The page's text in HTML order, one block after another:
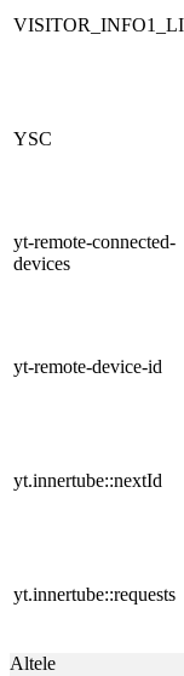
YSC
yt-remote-connected-
devices
yt-remote-device-id
yt.innertube::nextId
yt.innertube::requests
Altele